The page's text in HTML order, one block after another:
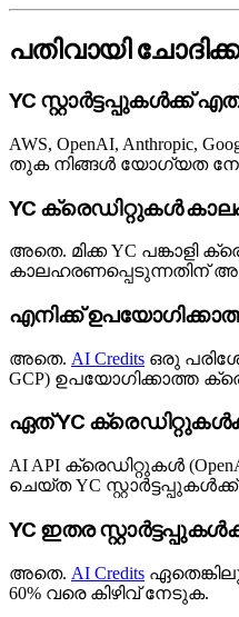
പതിവായി
YC സ്റ്റാർട്ടപ്പുകൾക്ക്
AWS, OpenAI, Anthropic,
തുക നിങ്ങൾ യോഗ്യത
YC ക്രെഡിറ്റുകൾ
അതെ. മിക്ക YC
കാലഹരണപ്പെടുന്നതിന്
എനിക്ക്
അതെ. AI Credits ഒരു
GCP) ഉപയോഗിക്കാത്ത
ഏത് YC
AI API ക്രെഡിറ്റുകൾ
ചെയ്ത YC
YC ഇതര
അതെ. AI Credits
60% വരെ കിഴിവ് നേടുക.